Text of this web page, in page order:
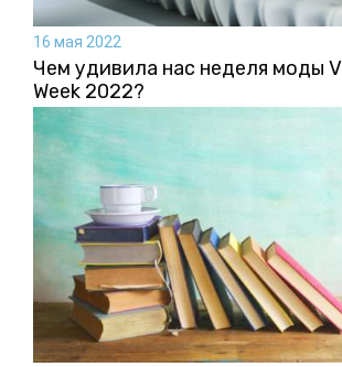
16 мая 2022
Чем удивила нас неделя моды
Week 2022?